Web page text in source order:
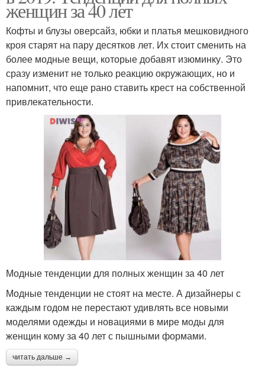
женщин за 40 лет
Кофты и блузы оверсайз, юбки и платья мешковидного
кроя старят на пару десятков лет. Их стоит сменить на
более модные вещи, которые добавят изюминку. Это
сразу изменит не только реакцию окружающих, но и
напомнит, что еще рано ставить крест на собственной
привлекательности.
Модные тенденции для полных женщин за 40 лет
Модные тенденции не стоят на месте. А дизайнеры с
каждым годом не перестают удивлять все новыми
моделями одежды и новациями в мире моды для
женщин кому за 40 лет с пышными формами.
читать дальше →